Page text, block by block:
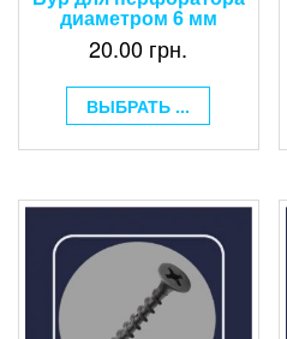
диаметром 6 мм
20.00 грн.
ВЫБРАТЬ ...